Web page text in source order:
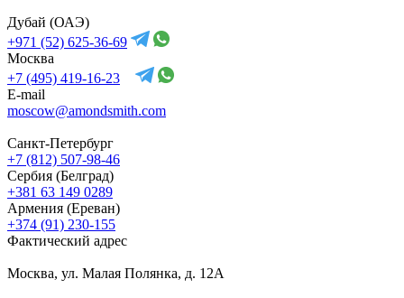
Дубай (ОАЭ)
+971 (52) 625-36-69
Москва
+7 (495) 419-16-23
E-mail
moscow@amondsmith.com
Санкт-Петербург
+7 (812) 507-98-46
Сербия (Белград)
+381 63 149 0289
Армения (Ереван)
+374 (91) 230-155
Фактический адрес
Москва, ул. Малая Полянка, д. 12А